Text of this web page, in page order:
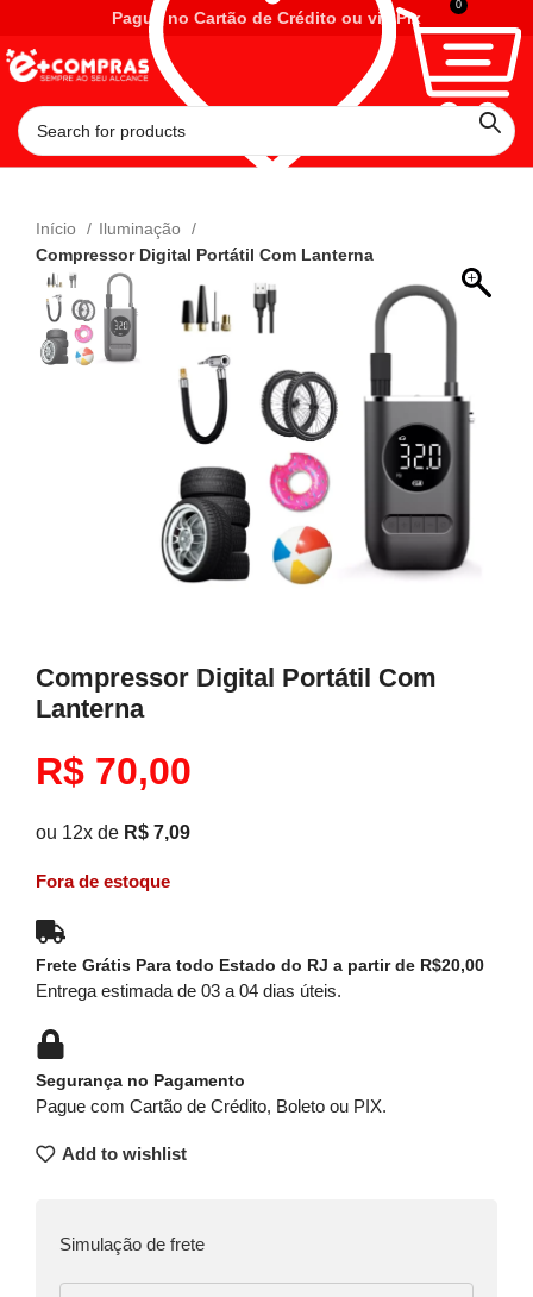
Pague no Cartão de Crédito ou via Pix
0
Início
Iluminação
Compressor Digital Portátil Com Lanterna
Compressor Digital Portátil Com
Lanterna
R$ 70,00
ou 12x de R$ 7,09
Fora de estoque
Frete Grátis Para todo Estado do RJ a partir de R$20,00
Entrega estimada de 03 a 04 dias úteis.
Segurança no Pagamento
Pague com Cartão de Crédito, Boleto ou PIX.
Add to wishlist
Simulação de frete